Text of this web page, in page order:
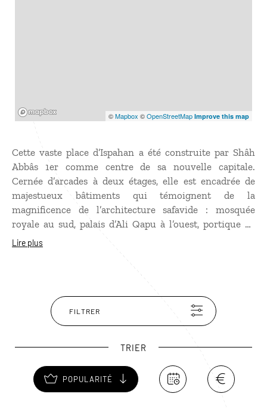
©Mapbox ©OpenStreetMap Improve this map
Cette vaste place d’Ispahan a été construite par Shâh
Abbâs 1er comme centre de sa nouvelle capitale.
Cernée d’arcades à deux étages, elle est encadrée de
majestueux bâtiments qui témoignent de la
magnificence de l’architecture safavide : mosquée
royale au sud, palais d’Ali Qapu à l’ouest, portique de
Qeyssariyeh conduisant au bazar au nord et mosquée
Lire plus
FILTRER
TRIER
POPULARITÉ